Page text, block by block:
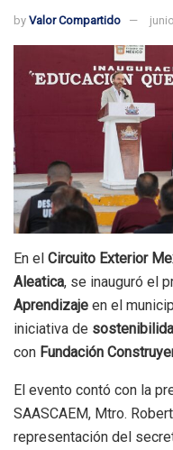
by Valor Compartido
En el Circuito Exterior
Aleatica, se inauguró el
Aprendizaje en el
iniciativa de
con Fundación
El evento contó con la
SAASCAEM, Mtro.
representación del